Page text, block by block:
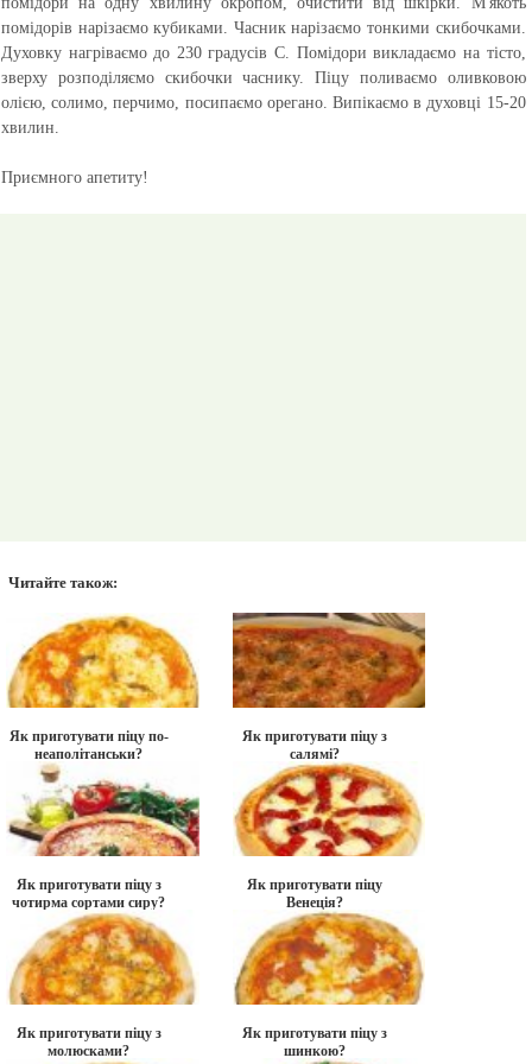
помідорів нарізаємо кубиками. Часник нарізаємо тонкими скибочками.
Духовку нагріваємо до 230 градусів С. Помідори викладаємо на тісто,
зверху розподіляємо скибочки часнику. Піцу поливаємо оливковою
олією, солимо, перчимо, посипаємо орегано. Випікаємо в духовці 15-20
хвилин.
Приємного апетиту!
Читайте також:
Як приготувати піцу по-
неаполітанськи?
Як приготувати піцу з
салямі?
Як приготувати піцу з
чотирма сортами сиру?
Як приготувати піцу
Венеція?
Як приготувати піцу з
молюсками?
Як приготувати піцу з
шинкою?